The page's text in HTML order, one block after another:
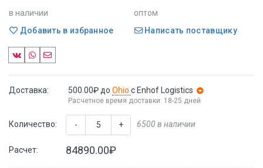
в наличии
оптом
Добавить в избранное
Написать поставщику
Доставка: 500.00₽ до Ohio с Enhof Logistics
Расчетное время доставки: 18-25 дней
Количество: - + 6500 в наличии
Расчет: 84890.00₽